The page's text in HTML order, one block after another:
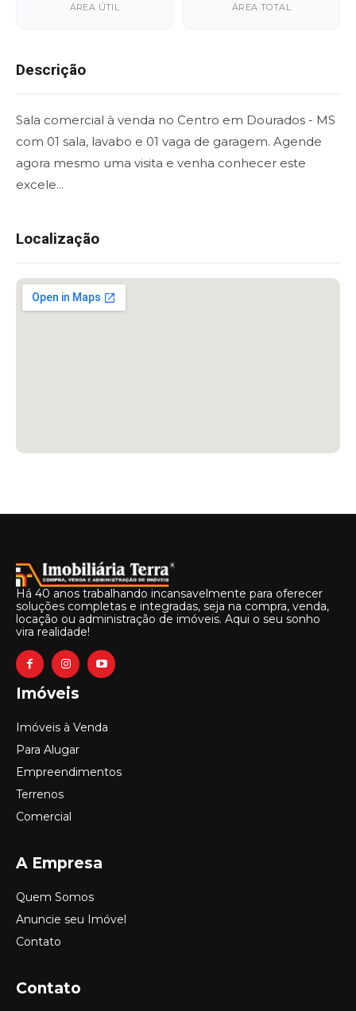
ÁREA ÚTIL ÁREA TOTAL
Descrição
Sala comercial à venda no Centro em Dourados - MS
com 01 sala, lavabo e 01 vaga de garagem. Agende
agora mesmo uma visita e venha conhecer este
excele...
Localização
Há 40 anos trabalhando incansavelmente para oferecer
soluções completas e integradas, seja na compra, venda,
locação ou administração de imóveis. Aqui o seu sonho
vira realidade!
Imóveis
Imóveis à Venda
Para Alugar
Empreendimentos
Terrenos
Comercial
A Empresa
Quem Somos
Anuncie seu Imóvel
Contato
Contato